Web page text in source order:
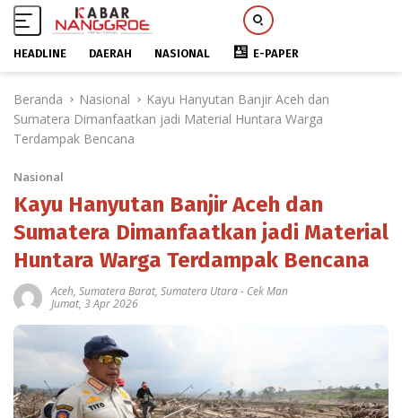
HEADLINE DAERAH NASIONAL E-PAPER
Beranda Nasional
Kayu Hanyutan Banjir Aceh dan
Sumatera Dimanfaatkan jadi Material Huntara Warga
Terdampak Bencana
Nasional
Kayu Hanyutan Banjir Aceh dan
Sumatera Dimanfaatkan jadi Material
Huntara Warga Terdampak Bencana
Aceh, Sumatera Barat, Sumatera Utara- Cek Man
Jumat, 3 Apr 2026